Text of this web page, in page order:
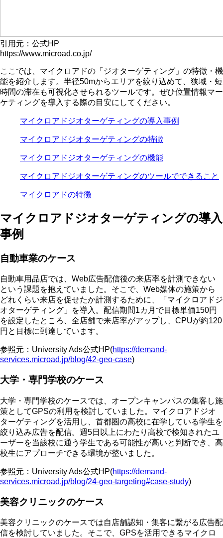
引用元：公式HP
https://www.microad.co.jp/
ここでは、マイクロアドの「ジオターゲティング」の特徴・機
能を紹介します。半径50mからエリアを絞り込めて、狭域・短
時間の滞在も可視化させられるツールです。ぜひ位置情報マー
ケティングを導入する際の目安にしてください。
マイクロアドジオターゲティングの導入事例
マイクロアドジオターゲティングの特徴
マイクロアドジオターゲティングの機能
マイクロアドジオターゲティングのツールでできること
マイクロアドの特徴
マイクロアドジオターゲティングの導入
事例
自動車業のケース
自動車用品店では、Web広告配信後の来店率を計測できない
という課題を抱えていました。そこで、Web媒体の施策から
どれくらい来店を促せたか計測するために、「マイクロアドジ
オターゲティング」を導入。配信期間1カ月で目標単価150円
を設定したところ、全店舗で来店率がアップし、CPUが約120
円と目標に到達しています。
参照元：University Ads公式HP(https://demand-
services.microad.jp/blog/42-geo-case)
大学・専門学校のケース
大学・専門学校のケースでは、オープンキャンパスの集客し施
策としてGPSの利用を検討していました。マイクロアドジオ
ターゲティングを活用し、首都圏の高校に在学している学生を
絞り込み広告を配信。週5日以上にわたり高校で検知されたユ
ーザーを当該校に通う学生である可能性が高いと判断でき、高
校生にアプローチできる環境が整いました。
参照元：University Ads公式HP(https://demand-
services.microad.jp/blog/24-geo-targeting#case-study)
美容クリニックのケース
美容クリニックのケースでは自店舗認知・集客に繋がる広告配
信を検討していました。そこで、GPSを活用できるマイクロ